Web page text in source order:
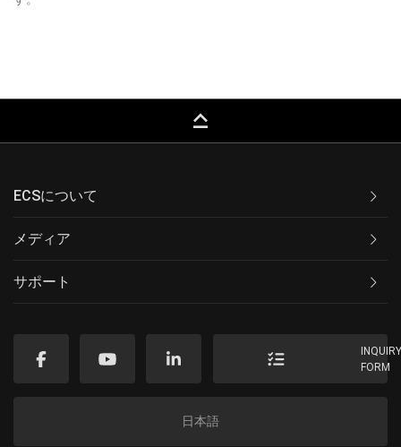
keyboard_capslock
ECSについて
メディア
サポート
FORM
日本語